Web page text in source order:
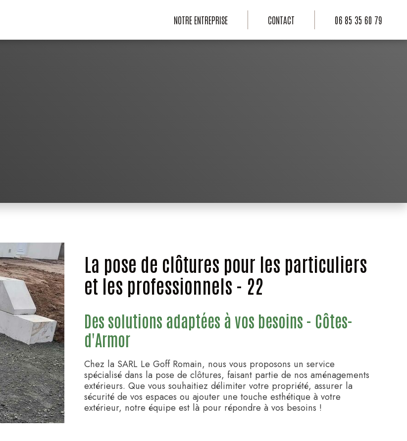
NOTRE ENTREPRISE CONTACT 06 85 35 60 79
La pose de clôtures pour les particuliers
et les professionnels - 22
Des solutions adaptées à vos besoins - Côtes-
d'Armor
Chez la SARL Le Goff Romain, nous vous proposons un service
spécialisé dans la pose de clôtures, faisant partie de nos aménagements
extérieurs. Que vous souhaitiez délimiter votre propriété, assurer la
sécurité de vos espaces ou ajouter une touche esthétique à votre
extérieur, notre équipe est là pour répondre à vos besoins !